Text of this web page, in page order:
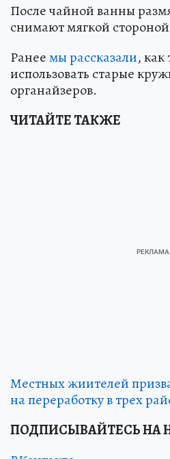
После чайной ванны
снимают мягкой
Ранеемы рассказали, как
использовать старые
органайзеров.
ЧИТАЙТЕ ТАКЖЕ
Местных жиителей
на переработку в трех
ПОДПИСЫВАЙТЕСЬ НА